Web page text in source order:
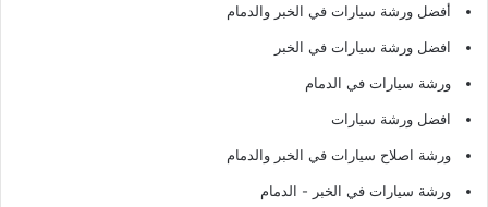
أفضل ورشة سيارات في الخبر والدمام
افضل ورشة سيارات في الخبر
ورشة سيارات في الدمام
افضل ورشة سيارات
ورشة اصلاح سيارات في الخبر والدمام
ورشة سيارات في الخبر - الدمام